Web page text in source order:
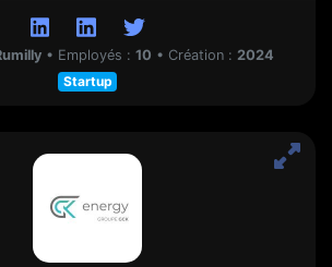
• Employés : 10 • Création : 2024
Startup